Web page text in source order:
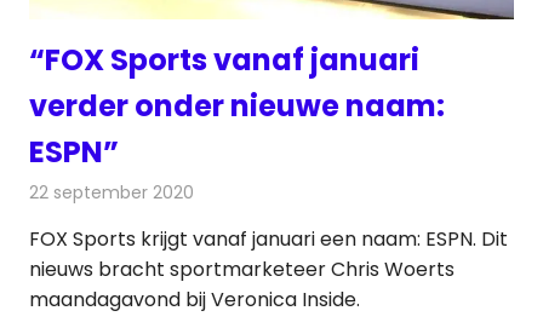
“FOX Sports vanaf januari
verder onder nieuwe naam:
ESPN”
22 september 2020
FOX Sports krijgt vanaf januari een naam: ESPN. Dit
nieuws bracht sportmarketeer Chris Woerts
maandagavond bij Veronica Inside.